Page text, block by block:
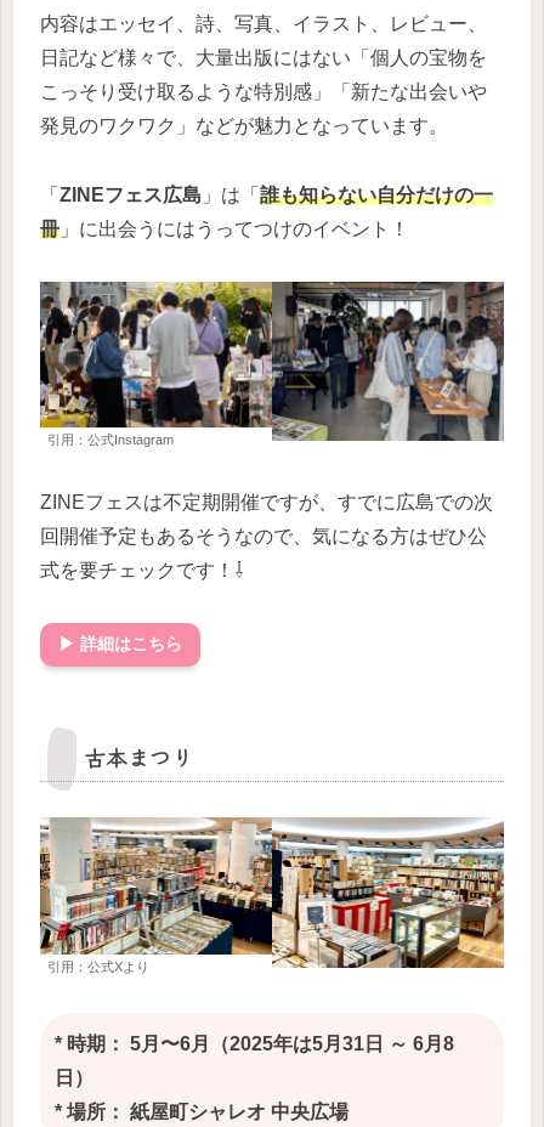
内容はエッセイ、詩、写真、イラスト、レビュー、
日記など様々で、大量出版にはない「個人の宝物を
こっそり受け取るような特別感」「新たな出会いや
発見のワクワク」などが魅力となっています。
「 ZINEフェス広島 」は「 誰も知らない自分だけの一
冊 」に出会うにはうってつけのイベント！
引用：公式Instagram
ZINEフェスは不定期開催ですが、すでに広島での次
回開催予定もあるそうなので、気になる方はぜひ公
式を要チェックです！⇩
▶ 詳細はこちら
古本まつり
引用：公式Xより
* 時期： 5月〜6月（2025年は5月31日 ～ 6月8
日）
* 場所： 紙屋町シャレオ 中央広場